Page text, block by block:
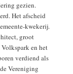
gezien.
Het afscheid
kwekerij.
groot
en het
verdiend als
Vereniging